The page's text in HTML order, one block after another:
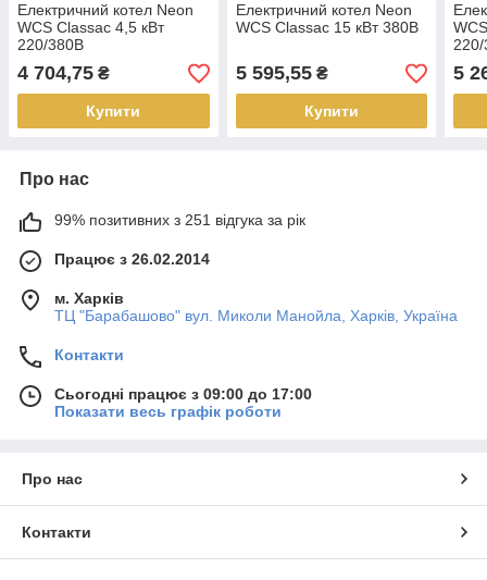
Електричний котел Neon
WCS Classac 4,5 кВт
220/380В
4 704,75 ₴
Купити
Електричний котел Neon
WCS Classac 15 кВт 380В
5 595,55₴
Купити
5
Про нас
99% позитивних з 251 відгука за рік
Працює з 26.02.2014
м. Харків
ТЦ "Барабашово" вул. Миколи Манойла, Харків, Україна
Контакти
Сьогодні працює з 09:00 до 17:00
Показати весь графік роботи
Про нас
Контакти